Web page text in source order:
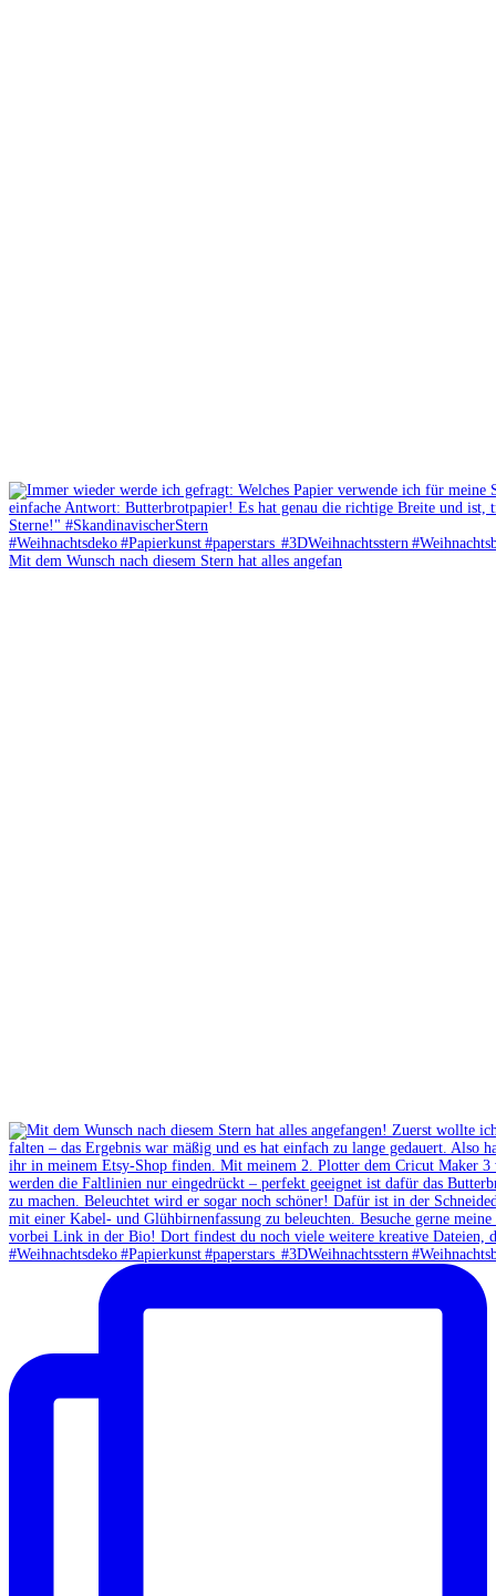
Mit dem Wunsch nach diesem Stern hat alles angefan